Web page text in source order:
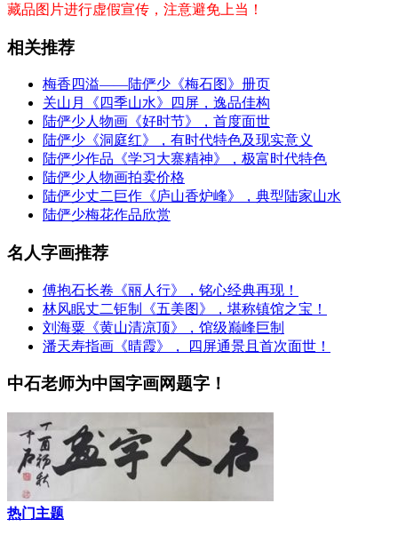
藏品图片进行虚假宣传，注意避免上当！
相关推荐
梅香四溢——陆俨少《梅石图》册页
关山月《四季山水》四屏，逸品佳构
陆俨少人物画《好时节》，首度面世
陆俨少《洞庭红》，有时代特色及现实意义
陆俨少作品《学习大寨精神》，极富时代特色
陆俨少人物画拍卖价格
陆俨少丈二巨作《庐山香炉峰》，典型陆家山水
陆俨少梅花作品欣赏
名人字画推荐
傅抱石长卷《丽人行》，铭心经典再现！
林风眠丈二钜制《五美图》，堪称镇馆之宝！
刘海粟《黄山清凉顶》，馆级巅峰巨制
潘天寿指画《晴霞》， 四屏通景且首次面世！
中石老师为中国字画网题字！
热门主题